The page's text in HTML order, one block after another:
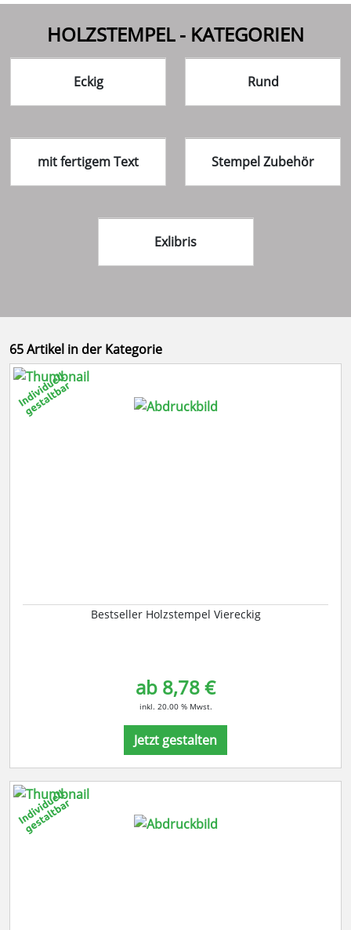
HOLZSTEMPEL - KATEGORIEN
Eckig Rund
mit fertigem Text Stempel Zubehör
Exlibris
65 Artikel in der Kategorie
Bestseller Holzstempel Viereckig
ab 8,78 €
inkl. 20.00 % Mwst.
Jetzt gestalten